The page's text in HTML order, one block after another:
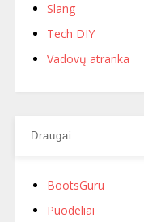
Slang
Tech DIY
Vadovų atranka
Draugai
BootsGuru
Puodeliai